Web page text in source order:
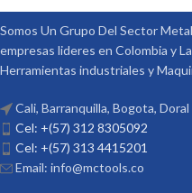
Somos Un Grupo Del Sector
empresas lideres en Colombia y
Herramientas industriales y
Cali, Barranquilla, Bogota, Doral
Cel: +(57) 312 8305092
Cel: +(57) 313 4415201
Email: info@mctools.co